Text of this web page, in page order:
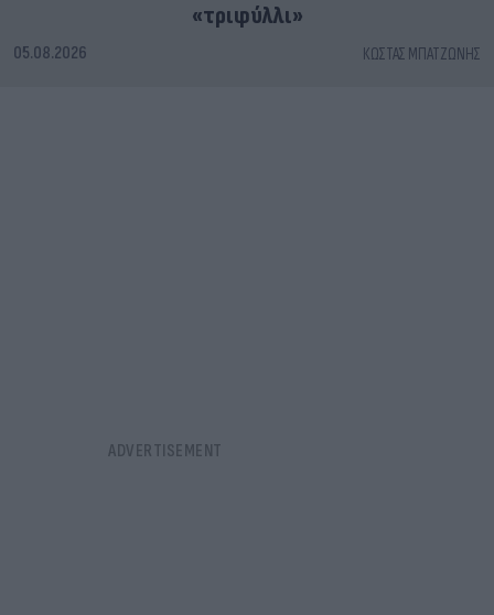
«τριφύλλι»
05.08.2026 ΚΏΣΤΑΣ ΜΠΑΤΖΏΝΗΣ